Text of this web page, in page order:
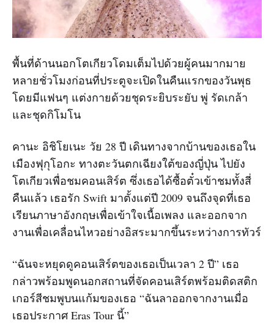
พื้นที่ด้านนอกโตเกียวโดมเต็มไปด้วยผู้คนมากมาย
หลายชั่วโมงก่อนที่ประตูจะเปิดในคืนแรกของวันพุธ
โดยมีแฟนๆ แต่งกายด้วยชุดระยิบระยับ พู่ รัดเกล้า
และชุดกิโมโน
คานะ อิชิโยเนะ วัย 28 ปี เดินทางจากบ้านของเธอใน
เมืองฟุกุโอกะ ทางตะวันตกเฉียงใต้ของญี่ปุ่น ไปยัง
โตเกียวเพื่อชมคอนเสิร์ต ซึ่งเธอได้ซื้อตั๋วเข้าชมทั้งสี่
คืนแล้ว เธอรัก Swift มาตั้งแต่ปี 2009 จนถึงจุดที่เธอ
เรียนภาษาอังกฤษเพื่อเข้าใจเนื้อเพลง และออกจาก
งานเพื่อเคลื่อนไหวอย่างอิสระมากขึ้นระหว่างการทัวร์
“ฉันจะหยุดดูคอนเสิร์ตของเธอเป็นเวลา 2 ปี” เธอ
กล่าวพร้อมพูดนอกสถานที่จัดคอนเสิร์ตพร้อมติดสติก
เกอร์สีชมพูบนแก้มของเธอ “ฉันลาออกจากงานเมื่อ
เธอประกาศ Eras Tour นี้”